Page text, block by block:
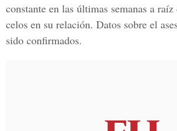
constante en las últimas semanas a
celos en su relación. Datos sobre el
sido confirmados.